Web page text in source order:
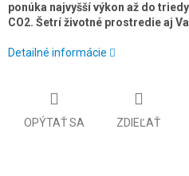
ponúka najvyšší výkon až do
CO2. Šetrí životné prostredie aj
Detailné informácie
OPÝTAŤ SA ZDIEĽAŤ